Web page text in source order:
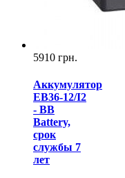
5910 грн.
Аккумулятор
EB36-12/I2
- BB
Battery,
срок
службы 7
лет